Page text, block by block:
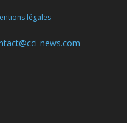
légales
news.com